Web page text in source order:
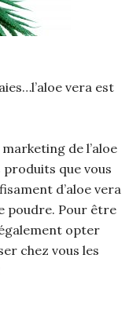
vera est
de l’aloe
produits que vous
d’aloe vera
poudre. Pour être
opter
chez vous les